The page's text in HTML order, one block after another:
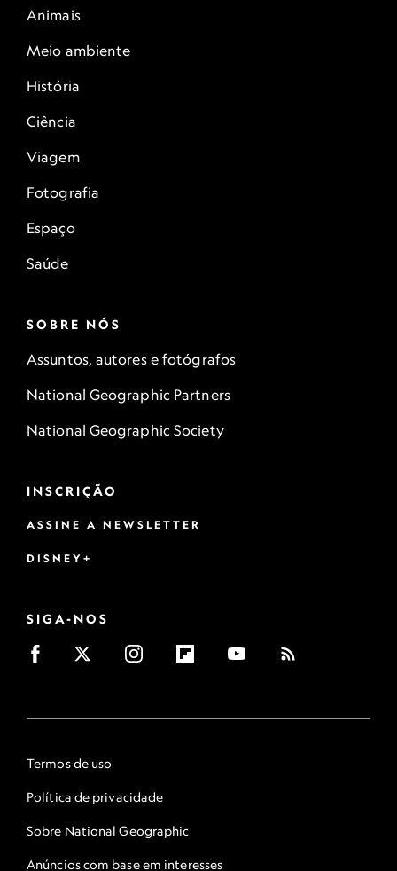
Animais
Meio ambiente
História
Ciência
Viagem
Fotografia
Espaço
Saúde
SOBRE NÓS
Assuntos, autores e fotógrafos
National Geographic Partners
National Geographic Society
INSCRIÇÃO
ASSINE A NEWSLETTER
DISNEY+
SIGA-NOS
Termos de uso
Política de privacidade
Sobre National Geographic
Anúncios com base em interesses